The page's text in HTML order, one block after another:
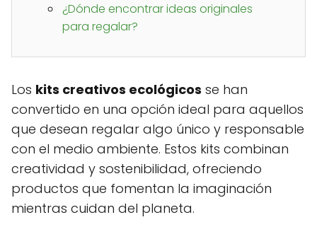
¿Dónde encontrar ideas originales
para regalar?
Los kits creativos ecológicos se han
convertido en una opción ideal para aquellos
que desean regalar algo único y responsable
con el medio ambiente. Estos kits combinan
creatividad y sostenibilidad, ofreciendo
productos que fomentan la imaginación
mientras cuidan del planeta.